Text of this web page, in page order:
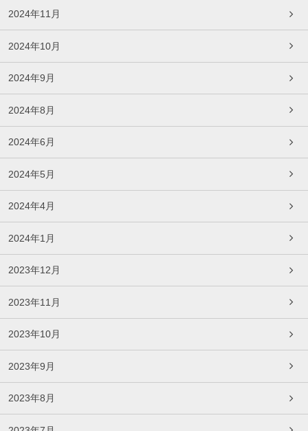
2024年11月
2024年10月
2024年9月
2024年8月
2024年6月
2024年5月
2024年4月
2024年1月
2023年12月
2023年11月
2023年10月
2023年9月
2023年8月